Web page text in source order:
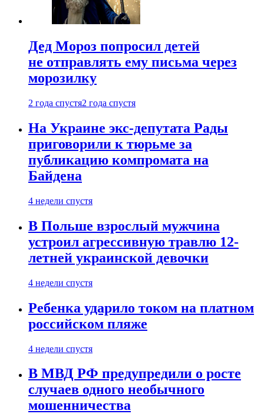
Дед Мороз попросил детей
не отправлять ему письма через
морозилку
2 года спустя2 года спустя
На Украине экс-депутата Рады
приговорили к тюрьме за
публикацию компромата на
Байдена
4 недели спустя
В Польше взрослый мужчина
устроил агрессивную травлю 12-
летней украинской девочки
4 недели спустя
Ребенка ударило током на платном
российском пляже
4 недели спустя
В МВД РФ предупредили о росте
случаев одного необычного
мошенничества